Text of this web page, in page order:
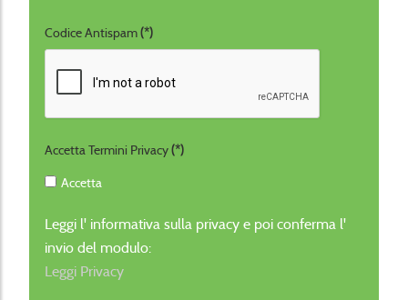
Codice Antispam(*)
Accetta Termini Privacy(*)
Accetta
Leggi l' informativa sulla privacy e poi conferma l'
invio del modulo:
Leggi Privacy